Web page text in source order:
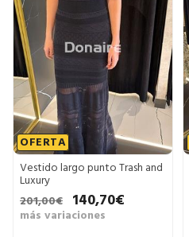
OFERTA
Vestido largo punto Trash and
Luxury
201,00€
140,70€
más variaciones